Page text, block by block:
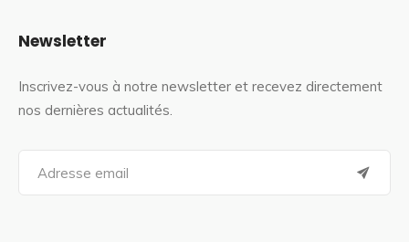
Newsletter
Inscrivez-vous à notre newsletter et recevez directement
nos dernières actualités.
a